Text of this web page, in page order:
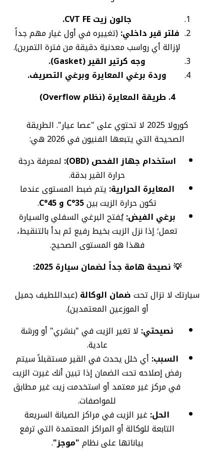
جالون زيت CVT FE.
فلتر قير داخلي:(تغييره في أول غيار مهم جداً
لإزالة أي رواسب معدنية دقيقة من فترة التمرين).
وجه كرتير القير (Gasket).
وردة برغي المعايرة وبرغي التصريف.
4. طريقة المعايرة (نظام Overflow)
كورولا 2025 لا تحتوي على "عصا عيار". الطريقة
الصحيحة التي يتبعها الفنيون في 2026 هي:
استخدام جهاز الفحص (OBD):
لمعرفة درجة
حرارة القير بدقة.
المعايرة الحرارية: يتم ضبط المستوى عندما
تكون حرارة الزيت بين35°C و 45°C
.
برغي الفيض:يُفتح البرغي السفلي والسيارة
تعمل؛ إذا نزل الزيت بخيط رفيع ثم بدأ بالتنقيط،
فهذا هو المستوى الصحيح.
💡 نصيحة هامة جداً لضمان سيارة 2025:
سيارتك لا تزال تحتضمان الوكالة(عبداللطيف جميل
أو الموزعين المعتمدين).
نصيحتي: لا تغير الزيت في "بنشري" أو ورشة
عادية.
السبب:أي خلل يحدث في القير مستقبلاً سيتم
رفض إصلاحه تحت الضمان إذا تبين أنك غيرت الزيت
في مركز غير معتمد أو استخدمت زيت غير مطابق
للمواصفات.
الحل: غير الزيت في مراكز الصيانة السريعة
التابعة للوكالة أو المراكز المعتمدة التي ترفع
بياناتها على نظام"موجز".